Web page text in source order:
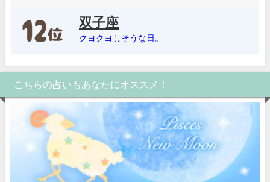
双子座
クヨクヨしそうな日。
こちらの占いもあなたにオススメ！